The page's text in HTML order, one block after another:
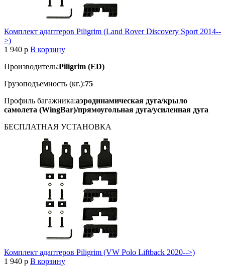
Комплект адаптеров Piligrim (Land Rover Discovery Sport 2014--
>)
1 940 p В корзину
Производитель:Piligrim (ED)
Грузоподъемность (кг.):75
Профиль багажника:аэродинамическая дуга/крыло
самолета (WingBar)/прямоугольная дуга/усиленная дуга
БЕСПЛАТНАЯ УСТАНОВКА
Комплект адаптеров Piligrim (VW Polo Liftback 2020-->)
1 940 p В корзину